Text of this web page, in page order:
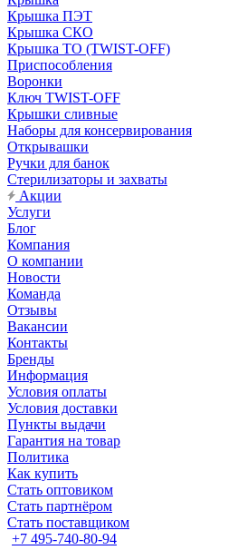
Крышка ПЭТ
Крышка СКО
Крышка ТО (TWIST-OFF)
Приспособления
Воронки
Ключ TWIST-OFF
Крышки сливные
Наборы для консервирования
Открывашки
Ручки для банок
Стерилизаторы и захваты
Акции
Услуги
Блог
Компания
О компании
Новости
Команда
Отзывы
Вакансии
Контакты
Бренды
Информация
Условия оплаты
Условия доставки
Пункты выдачи
Гарантия на товар
Политика
Как купить
Стать оптовиком
Стать партнёром
Стать поставщиком
+7 495-740-80-94